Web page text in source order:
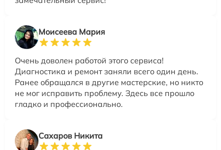
Моисеева Мария
Очень доволен работой этого сервиса!
Диагностика и ремонт заняли всего один день.
Ранее обращался в другие мастерские, но никто
не мог исправить проблему. Здесь все прошло
гладко и профессионально.
Сахаров Никита